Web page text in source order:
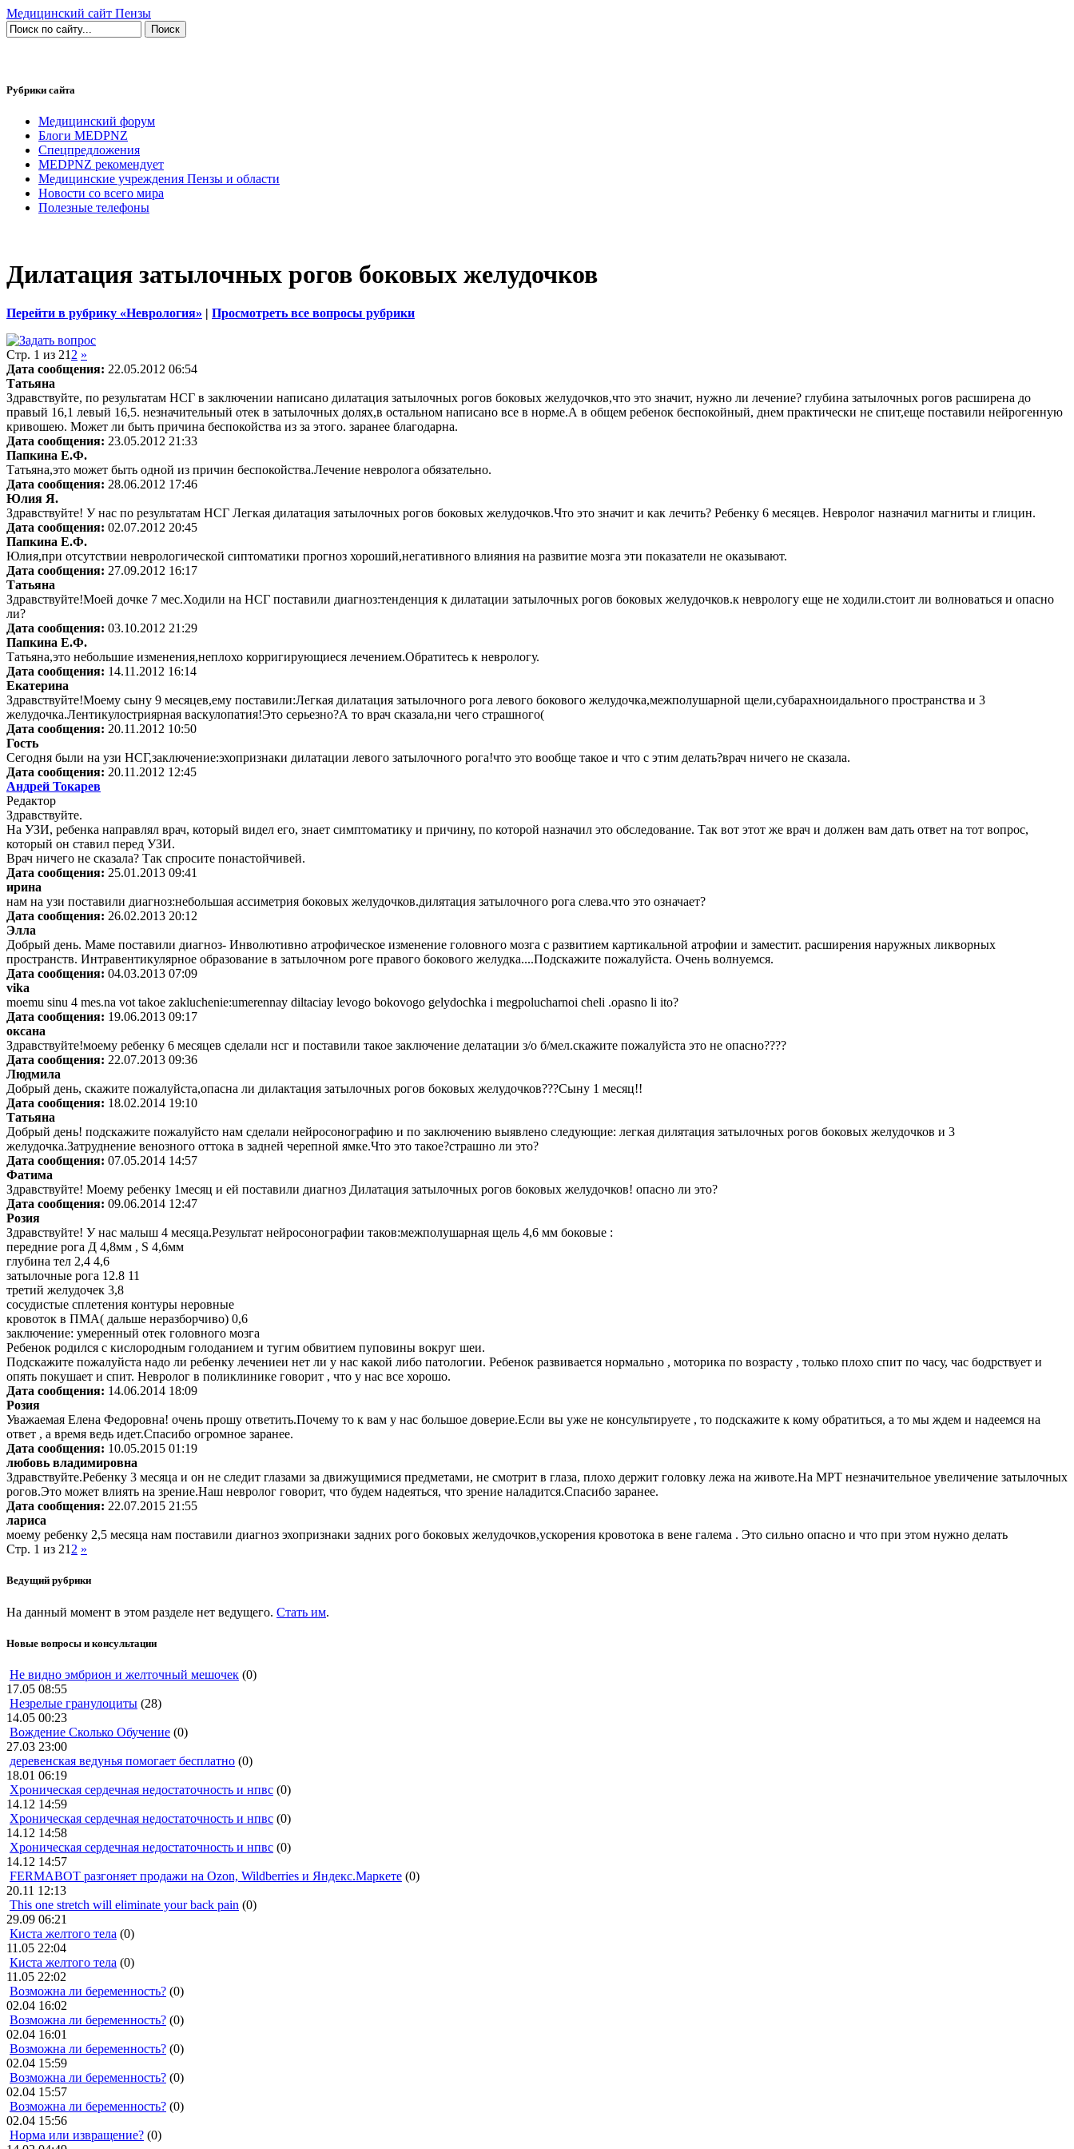
Медицинский сайт Пензы
Рубрики сайта
Медицинский форум
Блоги MEDPNZ
Спецпредложения
MEDPNZ рекомендует
Медицинские учреждения Пензы и области
Новости со всего мира
Полезные телефоны
Дилатация затылочных рогов боковых желудочков
Перейти в рубрику «Неврология» | Просмотреть все вопросы рубрики
Стр. 1 из 21 2 »
Дата сообщения: 22.05.2012 06:54
Татьяна
Здравствуйте, по результатам НСГ в заключении написано дилатация затылочных рогов боковых желудочков,что это значит, нужно ли лечение? глубина затылочных рогов расширена до
правый 16,1 левый 16,5. незначительный отек в затылочных долях,в остальном написано все в норме.А в общем ребенок беспокойный, днем практически не спит,еще поставили нейрогенную
кривошею. Может ли быть причина беспокойства из за этого. заранее благодарна.
Дата сообщения: 23.05.2012 21:33
Папкина Е.Ф.
Татьяна,это может быть одной из причин беспокойства.Лечение невролога обязательно.
Дата сообщения: 28.06.2012 17:46
Юлия Я.
Здравствуйте! У нас по результатам НСГ Легкая дилатация затылочных рогов боковых желудочков.Что это значит и как лечить? Ребенку 6 месяцев. Невролог назначил магниты и глицин.
Дата сообщения: 02.07.2012 20:45
Папкина Е.Ф.
Юлия,при отсутствии неврологической сиптоматики прогноз хороший,негативного влияния на развитие мозга эти показатели не оказывают.
Дата сообщения: 27.09.2012 16:17
Татьяна
Здравствуйте!Моей дочке 7 мес.Ходили на НСГ поставили диагноз:тенденция к дилатации затылочных рогов боковых желудочков.к неврологу еще не ходили.стоит ли волноваться и опасно
ли?
Дата сообщения: 03.10.2012 21:29
Папкина Е.Ф.
Татьяна,это небольшие изменения,неплохо корригирующиеся лечением.Обратитесь к неврологу.
Дата сообщения: 14.11.2012 16:14
Екатерина
Здравствуйте!Моему сыну 9 месяцев,ему поставили:Легкая дилатация затылочного рога левого бокового желудочка,межполушарной щели,субарахноидального пространства и 3
желудочка.Лентикулостриярная васкулопатия!Это серьезно?А то врач сказала,ни чего страшного(
Дата сообщения: 20.11.2012 10:50
Гость
Сегодня были на узи НСГ,заключение:эхопризнаки дилатации левого затылочного рога!что это вообще такое и что с этим делать?врач ничего не сказала.
Дата сообщения: 20.11.2012 12:45
Андрей Токарев
Редактор
Здравствуйте.
На УЗИ, ребенка направлял врач, который видел его, знает симптоматику и причину, по которой назначил это обследование. Так вот этот же врач и должен вам дать ответ на тот вопрос,
который он ставил перед УЗИ.
Врач ничего не сказала? Так спросите понастойчивей.
Дата сообщения: 25.01.2013 09:41
ирина
нам на узи поставили диагноз:небольшая ассиметрия боковых желудочков.дилятация затылочного рога слева.что это означает?
Дата сообщения: 26.02.2013 20:12
Элла
Добрый день. Маме поставили диагноз- Инволютивно атрофическое изменение головного мозга с развитием картикальной атрофии и заместит. расширения наружных ликворных
пространств. Интравентикулярное образование в затылочном роге правого бокового желудка....Подскажите пожалуйста. Очень волнуемся.
Дата сообщения: 04.03.2013 07:09
vika
moemu sinu 4 mes.na vot takoe zakluchenie:umerennay diltaciay levogo bokovogo gelydochka i megpolucharnoi cheli .opasno li ito?
Дата сообщения: 19.06.2013 09:17
оксана
Здравствуйте!моему ребенку 6 месяцев сделали нсг и поставили такое заключение делатации з/о б/мел.скажите пожалуйста это не опасно????
Дата сообщения: 22.07.2013 09:36
Людмила
Добрый день, скажите пожалуйста,опасна ли дилактация затылочных рогов боковых желудочков???Сыну 1 месяц!!
Дата сообщения: 18.02.2014 19:10
Татьяна
Добрый день! подскажите пожалуйсто нам сделали нейросонографию и по заключению выявлено следующие: легкая дилятация затылочных рогов боковых желудочков и 3
желудочка.Затруднение венозного оттока в задней черепной ямке.Что это такое?страшно ли это?
Дата сообщения: 07.05.2014 14:57
Фатима
Здравствуйте! Моему ребенку 1месяц и ей поставили диагноз Дилатация затылочных рогов боковых желудочков! опасно ли это?
Дата сообщения: 09.06.2014 12:47
Розия
Здравствуйте! У нас малыш 4 месяца.Результат нейросонографии таков:межполушарная щель 4,6 мм боковые :
передние рога Д 4,8мм , S 4,6мм
глубина тел 2,4 4,6
затылочные рога 12.8 11
третий желудочек 3,8
сосудистые сплетения контуры неровные
кровоток в ПМА( дальше неразборчиво) 0,6
заключение: умеренный отек головного мозга
Ребенок родился с кислородным голоданием и тугим обвитием пуповины вокруг шеи.
Подскажите пожалуйста надо ли ребенку лечениеи нет ли у нас какой либо патологии. Ребенок развивается нормально , моторика по возрасту , только плохо спит по часу, час бодрствует и
опять покушает и спит. Невролог в поликлинике говорит , что у нас все хорошо.
Дата сообщения: 14.06.2014 18:09
Розия
Уважаемая Елена Федоровна! очень прошу ответить.Почему то к вам у нас большое доверие.Если вы уже не консультируете , то подскажите к кому обратиться, а то мы ждем и надеемся на
ответ , а время ведь идет.Спасибо огромное заранее.
Дата сообщения: 10.05.2015 01:19
любовь владимировна
Здравствуйте.Ребенку 3 месяца и он не следит глазами за движущимися предметами, не смотрит в глаза, плохо держит головку лежа на животе.На МРТ незначительное увеличение затылочных
рогов.Это может влиять на зрение.Наш невролог говорит, что будем надеяться, что зрение наладится.Спасибо заранее.
Дата сообщения: 22.07.2015 21:55
лариса
моему ребенку 2,5 месяца нам поставили диагноз эхопризнаки задних рого боковых желудочков,ускорения кровотока в вене галема . Это сильно опасно и что при этом нужно делать
Стр. 1 из 21 2 »
Ведущий рубрики
На данный момент в этом разделе нет ведущего. Стать им.
Новые вопросы и консультации
Не видно эмбрион и желточный мешочек (0)
17.05 08:55
Незрелые гранулоциты (28)
14.05 00:23
Вождение Сколько Обучение (0)
27.03 23:00
деревенская ведунья помогает бесплатно (0)
18.01 06:19
Хроническая сердечная недостаточность и нпвс (0)
14.12 14:59
Хроническая сердечная недостаточность и нпвс (0)
14.12 14:58
Хроническая сердечная недостаточность и нпвс (0)
14.12 14:57
FERMABOT разгоняет продажи на Ozon, Wildberries и Яндекс.Маркете (0)
20.11 12:13
This one stretch will eliminate your back pain (0)
29.09 06:21
Киста желтого тела (0)
11.05 22:04
Киста желтого тела (0)
11.05 22:02
Возможна ли беременность? (0)
02.04 16:02
Возможна ли беременность? (0)
02.04 16:01
Возможна ли беременность? (0)
02.04 15:59
Возможна ли беременность? (0)
02.04 15:57
Возможна ли беременность? (0)
02.04 15:56
Норма или извращение? (0)